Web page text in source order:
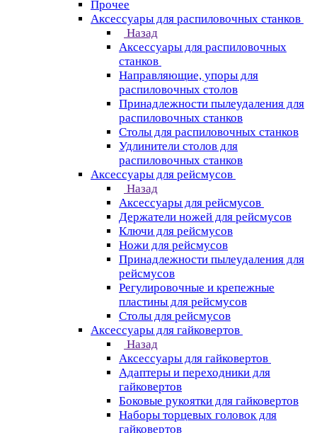
Прочее
Аксессуары для распиловочных станков
Назад
Аксессуары для распиловочных
станков
Направляющие, упоры для
распиловочных столов
Принадлежности пылеудаления для
распиловочных станков
Столы для распиловочных станков
Удлинители столов для
распиловочных станков
Аксессуары для рейсмусов
Назад
Аксессуары для рейсмусов
Держатели ножей для рейсмусов
Ключи для рейсмусов
Ножи для рейсмусов
Принадлежности пылеудаления для
рейсмусов
Регулировочные и крепежные
пластины для рейсмусов
Столы для рейсмусов
Аксессуары для гайковертов
Назад
Аксессуары для гайковертов
Адаптеры и переходники для
гайковертов
Боковые рукоятки для гайковертов
Наборы торцевых головок для
гайковертов